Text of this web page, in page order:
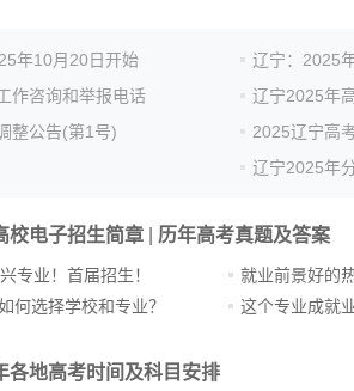
年10月20日开始
辽宁：2025
作咨询和举报电话
辽宁2025年
整公告(第1号)
2025辽宁高
辽宁2025年
校电子招生简章 历年高考真题及答案
专业！首届招生！
何选择学校和专业？
就业前景好的
这个专业成就
各地高考时间及科目安排